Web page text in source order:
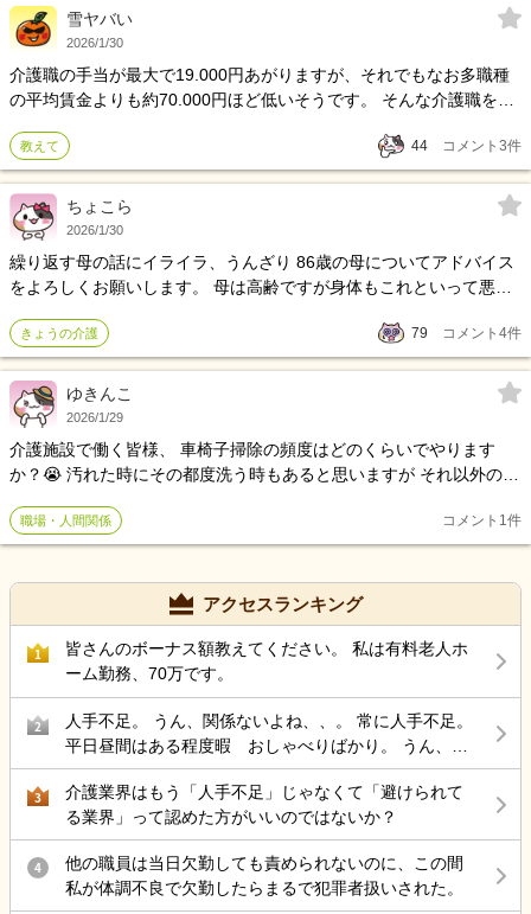
雪ヤバい
2026/1/30
介護職の手当が最大で19.000円あがりますが、それでもなお多職種
の平均賃金よりも約70.000円ほど低いそうです。 そんな介護職を選
い続ける魅力って何？
教えて 44 コメント 3件
ちょこら
2026/1/30
繰り返す母の話にイライラ、うんざり 86歳の母についてアドバイス
をよろしくお願いします。 母は高齢ですが身体もこれといって悪い
っかりしてると思います。 しかしながら2、3年ほど前からご近所さ
んなどのことを色々言うようになりました。 中でも隣の奥さんにつ
いては一時期、酷く1日に何度もこちらが話を逸らしても戻してく
る、こちらが違う話をしてるのにまたその話をしてくる、を繰り返
まで優雅に専業主婦をしてたのに60過ぎて働く羽目になった」な
ど・・(実際は旦那さんも出て行ってないし奥さんも専業主婦をされ
てると思います。 もちろん病院など行く母ではないので何か改善策
はないかをネットで調べたたところ 「否定せず聞いてあげる」「そ
や不安が原因となりうることもある」とあったため色々と思い起こ
したところ「淋しさ」があったのかも・・と思い、母に軽くそうい
た。(でもたまに言います) しかしながら今週になりまた「隣の奥さ
ん、居ないみたい。働きに出てるんだろな。ずっと専業主婦でいて
～」と言い出し・・ 平日は母と話す時間としては朝、起きてから出
勤するまでの1時間半ほどの間に、帰宅してからはも1時間ほど の間
にトータル20分～30分あるかないか程度です。それが今週になって
絶対お隣さんの話をしてくるので、明日からの休日が正直、憂鬱で
なりません。 「否定はしてはいけない」とあっても「うんうん」と
うと怖くて・・ 「ふぅん」とその場を離れる、聞こえない振りをし
てその場を離れる。しか出来ず・・ でもまた戻ったらまた言われる
んじゃないか？と思うと滅入ります。 ただ少し思ってるのが2週間ほ
きょうの介護 79 コメント 4件
ゆきんこ
2026/1/29
介護施設で働く皆様、 車椅子掃除の頻度はどのくらいでやります
か？😭 汚れた時にその都度洗う時もあると思いますが それ以外のタ
りますか？ うちの施設は車椅子掃除は おもいっきり汚れない限りは
洗わなくて汚れが蓄積しています😭 二週間に一度、車椅子掃除をす
もそんな感じでしょうか？😭
職場・人間関係 コメント 1件
アクセスランキング
1
皆さんのボーナス額教えてください。 私は有料老人ホ
ーム勤務、70万です。
2
人手不足。 うん、関係ないよね、、。 常に人手不足。
平日昼間はある程度暇 おしゃべりばかり。 うん、辞
めよう。
3
介護業界はもう「人手不足」じゃなくて「避けられて
る業界」って認めた方がいいのではないか？
4
他の職員は当日欠勤しても責められないのに、この間
私が体調不良で欠勤したらまるで犯罪者扱いされた。